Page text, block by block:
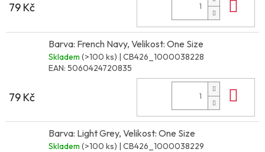
79 Kč
Barva: French Navy, Velikost: One Size
Skladem (>100 ks) | CB426_1000038228
EAN: 5060424720835
79 Kč
Barva: Light Grey, Velikost: One Size
Skladem (>100 ks) | CB426_1000038229